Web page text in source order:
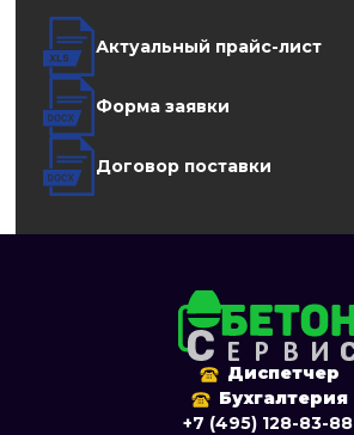
Актуальный прайс-лист
Форма заявки
Договор поставки
Диспетчер
Бухгалтерия
+7 (495) 128-83-88